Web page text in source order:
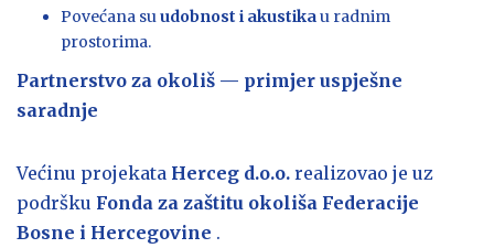
Povećana suudobnost i akustikau radnim
prostorima.
Partnerstvo za okoliš — primjer uspješne
saradnje
Većinu projekata Herceg d.o.o. realizovao je uz
podršku Fonda za zaštitu okoliša Federacije
Bosne i Hercegovine .